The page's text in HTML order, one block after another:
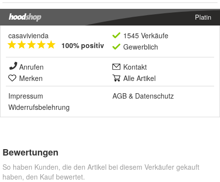
Platin
casavivienda
100% positiv
1545 Verkäufe
Gewerblich
Anrufen
Kontakt
Merken
Alle Artikel
Impressum
AGB & Datenschutz
Widerrufsbelehrung
Bewertungen
So haben Kunden, die den Artikel bei diesem Verkäufer gekauft
haben, den Kauf bewertet.